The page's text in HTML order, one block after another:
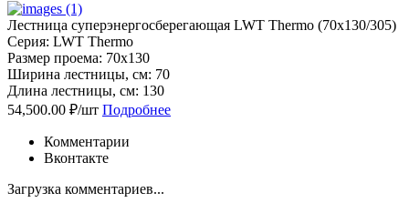
Лестница суперэнергосберегающая LWT Thermo (70х130/305)
Серия: LWT Thermo
Размер проема: 70x130
Ширина лестницы, см: 70
Длина лестницы, см: 130
54,500.00 ₽/шт Подробнее
Комментарии
Вконтакте
Загрузка комментариев...